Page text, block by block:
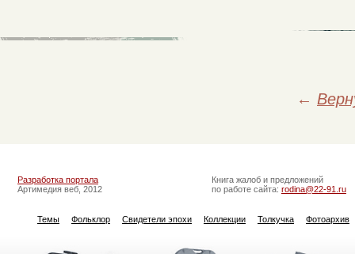
←
Разработка портала
Артимедия веб, 2012
Книга жалоб и предложений
по работе сайта: rodina@22-91.ru
Темы Фольклор Свидетели эпохи Коллекции Толкучка Фотоархив